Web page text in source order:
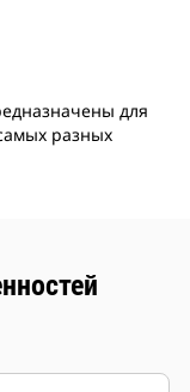
для
разных